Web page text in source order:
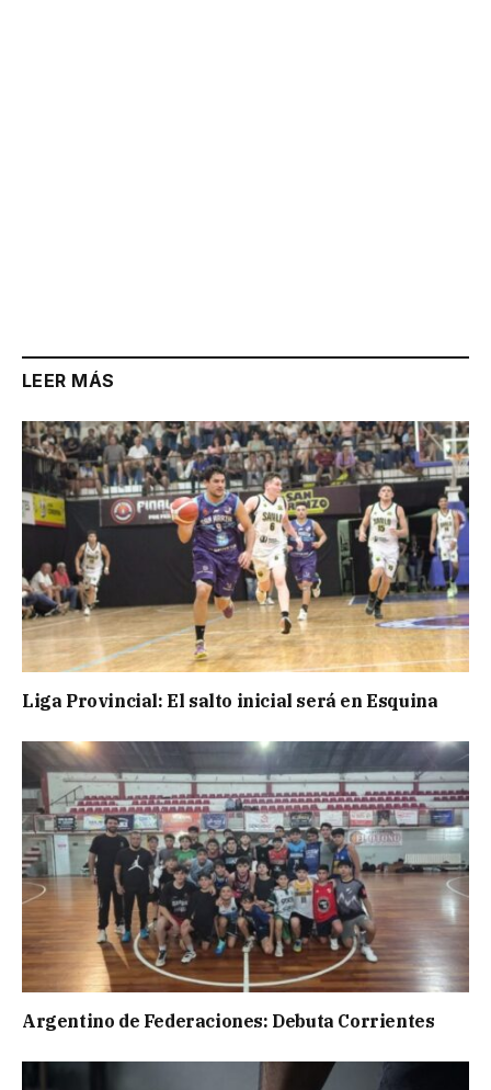
LEER MÁS
Liga Provincial: El salto inicial será en Esquina
Argentino de Federaciones: Debuta Corrientes